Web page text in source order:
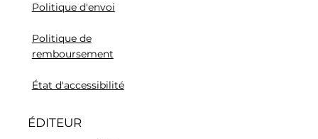
Politique d'envoi
Politique de
remboursement
État d'accessibilité
ÉDITEUR